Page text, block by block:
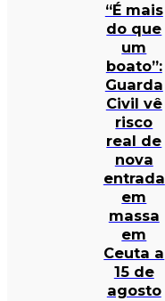
“É mais
do que
um
boato”:
Guarda
Civil vê
risco
real de
nova
entrada
em
massa
em
Ceuta a
15 de
agosto